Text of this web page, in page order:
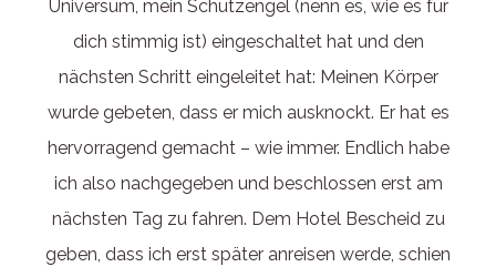
Universum, mein Schutzengel (nenn es, wie es für
dich stimmig ist) eingeschaltet hat und den
nächsten Schritt eingeleitet hat: Meinen Körper
wurde gebeten, dass er mich ausknockt. Er hat es
hervorragend gemacht – wie immer. Endlich habe
ich also nachgegeben und beschlossen erst am
nächsten Tag zu fahren. Dem Hotel Bescheid zu
geben, dass ich erst später anreisen werde, schien